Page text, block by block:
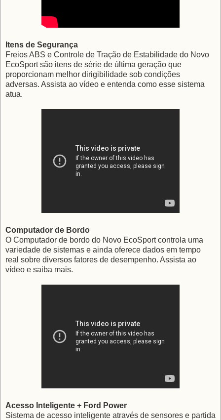
Itens de Segurança
Freios ABS e Controle de Tração de Estabilidade do Novo
EcoSport são itens de série de última geração que
proporcionam melhor dirigibilidade sob condições
adversas. Assista ao vídeo e entenda como esse sistema
atua.
Computador de Bordo
O Computador de bordo do Novo EcoSport controla uma
variedade de sistemas e ainda oferece dados em tempo
real sobre diversos fatores de desempenho. Assista ao
vídeo e saiba mais.
Acesso Inteligente + Ford Power
Sistema de acesso inteligente através de sensores e partida